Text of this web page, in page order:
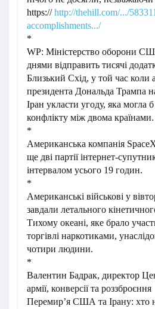
https://http://thehill.com/.../
accomplishments.../
*
WP: Міністерство оборони
днями відправить тисячі
Близький Схід, у той час коли
президента Дональда Трампа
Іран укласти угоду, яка могла
конфлікту між двома країнами.
*
Американська компанія
ще дві партії інтернет-
інтервалом усього 19 годин.
*
Американські військові у
завдали летального
Тихому океані, яке брало
торгівлі наркотиками,
чотири людини.
*
Валентин Бадрак, директор
армії, конверсії та роззброєння
Перемир’я США та Ірану: хто